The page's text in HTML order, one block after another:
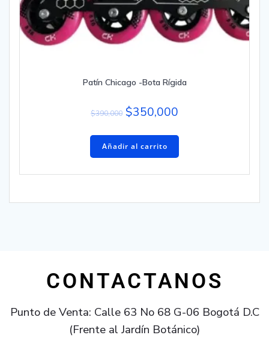
Patín Chicago -Bota Rígida
$390,000 $350,000
Añadir al carrito
CONTACTANOS
Punto de Venta: Calle 63 No 68 G-06 Bogotá D.C
(Frente al Jardín Botánico)